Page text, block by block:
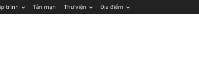
trình Tản mạn Thư viện Địa điểm